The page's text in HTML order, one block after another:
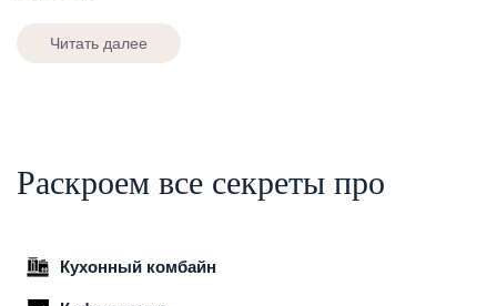
Читать далее
Раскроем все секреты про
Кухонный комбайн